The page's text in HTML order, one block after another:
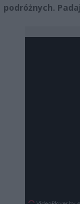
podróżnych.